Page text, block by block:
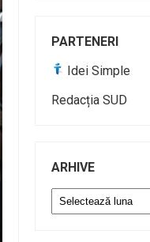
PARTENERI
Idei Simple
Redacția SUD
ARHIVE
Arhive